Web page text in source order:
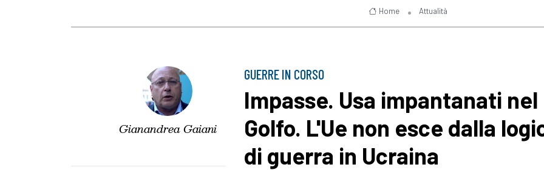
Home Attualità
Gianandrea Gaiani
GUERRE IN CORSO
Impasse. Usa impantanati nel
Golfo. L'Ue non esce dalla
di guerra in Ucraina